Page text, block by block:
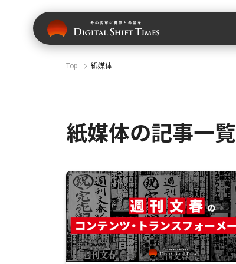
Top 紙媒体
紙媒体の記事一覧